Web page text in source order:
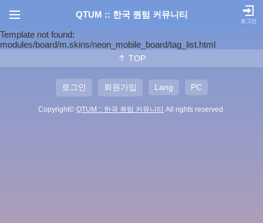
QTUM :: 한국 퀀텀 커뮤니티
로그인
Template not found:
modules/board/m.skins/neon_mobile_board/tag_list.html
TOP
로그인 회원가입 Lang PC
Copyright© QTUM :: 한국 퀀텀 커뮤니티 All rights reserved.